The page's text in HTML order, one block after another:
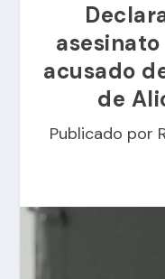
acusado
de
Publicado por